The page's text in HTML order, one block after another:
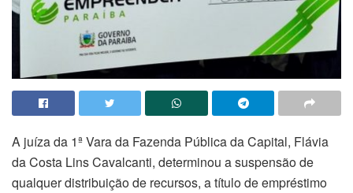
A juíza da 1ª Vara da Fazenda Pública da Capital, Flávia
da Costa Lins Cavalcanti, determinou a suspensão de
qualquer distribuição de recursos, a título de empréstimo